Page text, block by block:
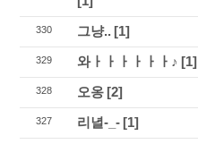
330 그냥.. [1]
329 와ㅏㅏㅏㅏㅏㅏ♪ [1]
328 오옹 [2]
327 리녈-_- [1]